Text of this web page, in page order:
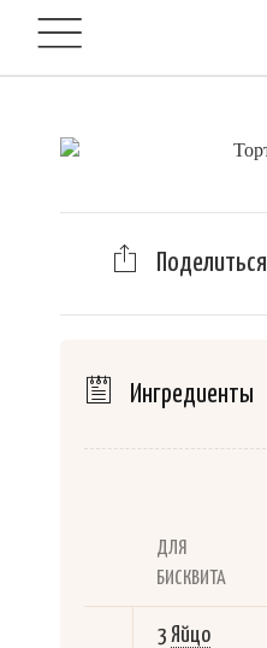
Поделиться
Ингредиенты
ДЛЯ
БИСКВИТА
3 Яйцо